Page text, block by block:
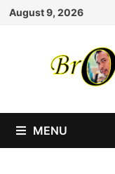
Skip
August 9, 2026
MENU